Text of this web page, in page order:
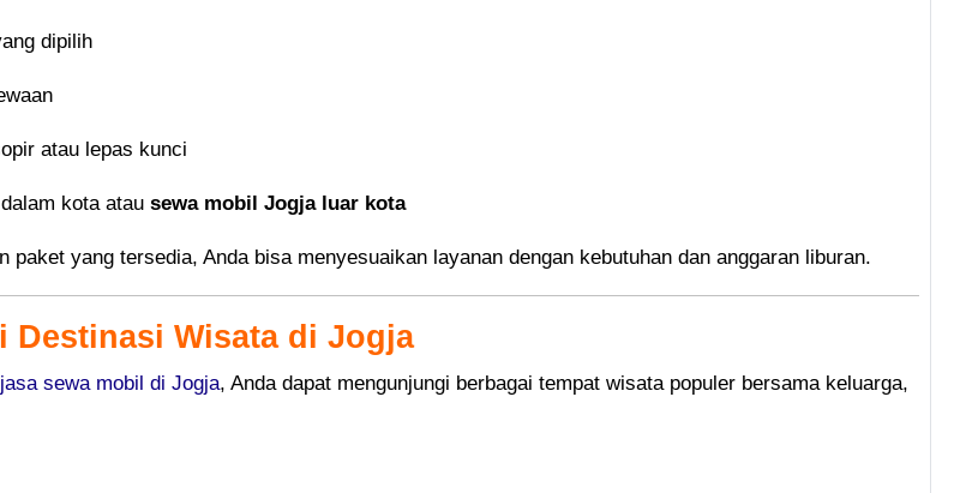
dipilih
atau lepas kunci
kota atau sewa mobil Jogja luar kota
paket yang tersedia, Anda bisa menyesuaikan layanan dengan kebutuhan dan anggaran liburan.
Destinasi Wisata di Jogja
jasa sewa mobil di Jogja, Anda dapat mengunjungi berbagai tempat wisata populer bersama keluarga,